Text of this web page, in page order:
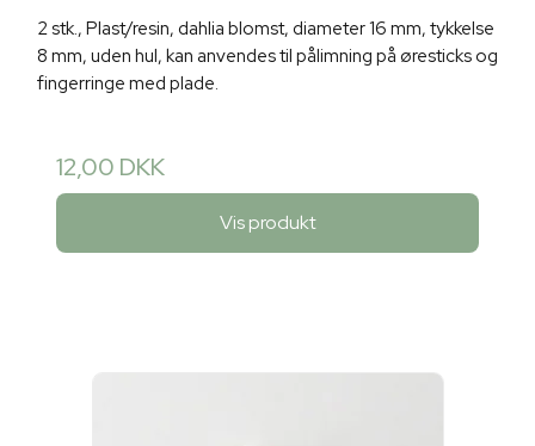
2 stk., Plast/resin, dahlia blomst, diameter 16 mm, tykkelse
8 mm, uden hul, kan anvendes til pålimning på øresticks og
fingerringe med plade.
12,00 DKK
Vis produkt